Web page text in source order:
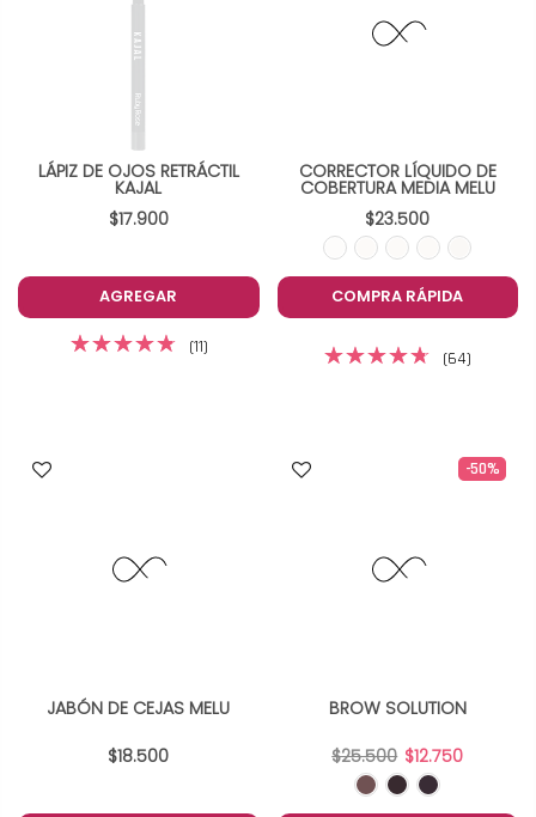
LÁPIZ DE OJOS RETRÁCTIL
KAJAL
$17.900
AGREGAR
(11)
CORRECTOR LÍQUIDO DE
COBERTURA MEDIA MELU
$23.500
COMPRA RÁPIDA
(64)
JABÓN DE CEJAS MELU
$18.500
-50%
BROW SOLUTION
$25.500 $12.750